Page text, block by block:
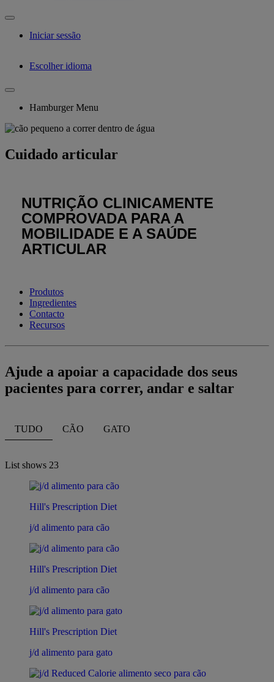
Iniciar sessão
Escolher idioma
Hamburger Menu
Cuidado articular
NUTRIÇÃO CLINICAMENTE
COMPROVADA PARA A
MOBILIDADE E A SAÚDE
ARTICULAR
Produtos
Ingredientes
Contacto
Recursos
Ajude a apoiar a capacidade dos seus
pacientes para correr, andar e saltar
TUDO CÃO GATO
List shows 23
Hill's Prescription Diet
j/d alimento para cão
Hill's Prescription Diet
j/d alimento para cão
Hill's Prescription Diet
j/d alimento para gato